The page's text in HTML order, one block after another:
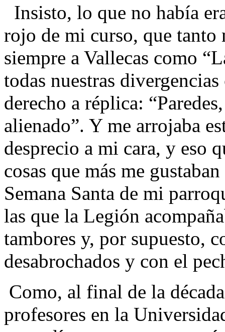
Insisto, lo que no había
rojo de mi curso, que tanto
siempre a Vallecas como
todas nuestras
derecho a réplica:
alienado”. Y me arrojaba
desprecio a mi cara, y eso
cosas que más me
Semana Santa de mi
las que la Legión
tambores y, por supuesto,
desabrochados y con el
Como, al final de la
profesores en la